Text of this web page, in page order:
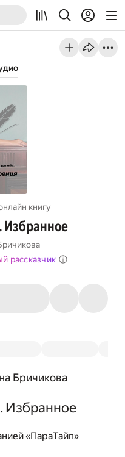
книгу
Избранное
рассказчик
Бричикова
Избранное
«ПараТайп»